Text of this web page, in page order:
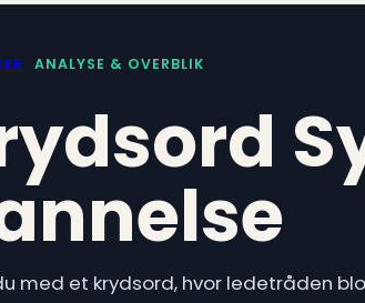
ANALYSE & OVERBLIK
med et krydsord, hvor ledetråden